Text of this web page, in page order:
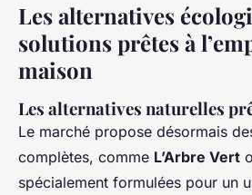
Les alternatives
solutions prêtes à
maison
Les alternatives naturelles
Le marché propose désormais
complètes, comme L’Arbre Vert
spécialement formulées pour un